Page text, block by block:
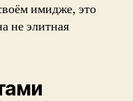
имидже, это
не элитная